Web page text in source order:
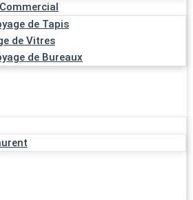
de Tapis
de Vitres
de Bureaux